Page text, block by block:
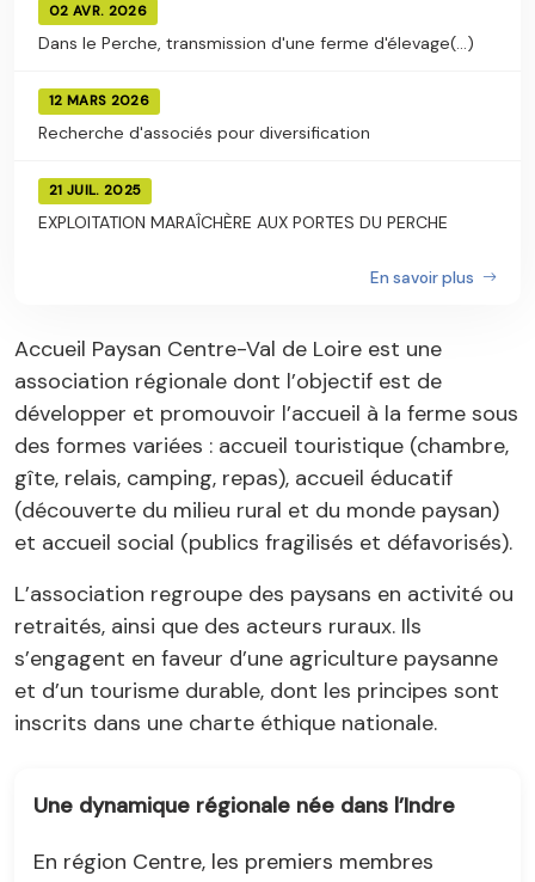
02 AVR. 2026
Dans le Perche, transmission d'une ferme d'élevage(...)
12 MARS 2026
Recherche d'associés pour diversification
21 JUIL. 2025
EXPLOITATION MARAÎCHÈRE AUX PORTES DU PERCHE
En savoir plus
Accueil Paysan Centre-Val de Loire est une
association régionale dont l’objectif est de
développer et promouvoir l’accueil à la ferme sous
des formes variées : accueil touristique (chambre,
gîte, relais, camping, repas), accueil éducatif
(découverte du milieu rural et du monde paysan)
et accueil social (publics fragilisés et défavorisés).
L’association regroupe des paysans en activité ou
retraités, ainsi que des acteurs ruraux. Ils
s’engagent en faveur d’une agriculture paysanne
et d’un tourisme durable, dont les principes sont
inscrits dans une charte éthique nationale.
Une dynamique régionale née dans l’Indre
En région Centre, les premiers membres